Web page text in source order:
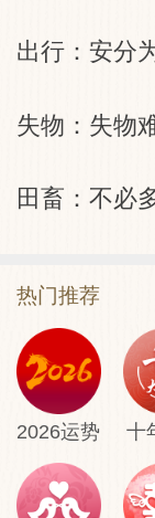
出行：安分
失物：失物
田畜：不必
热门推荐
2026运势 十